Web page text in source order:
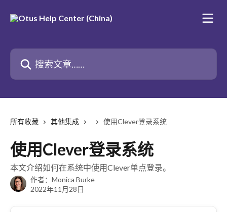
搜索文章……
所有收藏 其他集成 使用Clever登录系统
使用Clever登录系统
本文介绍如何在系统中使用Clever单点登录。
作者： Monica Burke
2022年11月28日